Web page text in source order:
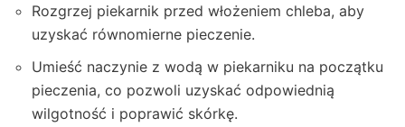
Rozgrzej piekarnik przed włożeniem chleba, aby
uzyskać równomierne pieczenie.
Umieść naczynie z wodą w piekarniku na początku
pieczenia, co pozwoli uzyskać odpowiednią
wilgotność i poprawić skórkę.